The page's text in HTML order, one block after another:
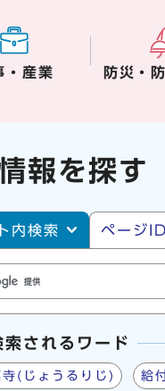
・産業 防災・
報を探す
・ページID検索
内検索 ページ
索されるワード
寺(じょうるりじ) 給